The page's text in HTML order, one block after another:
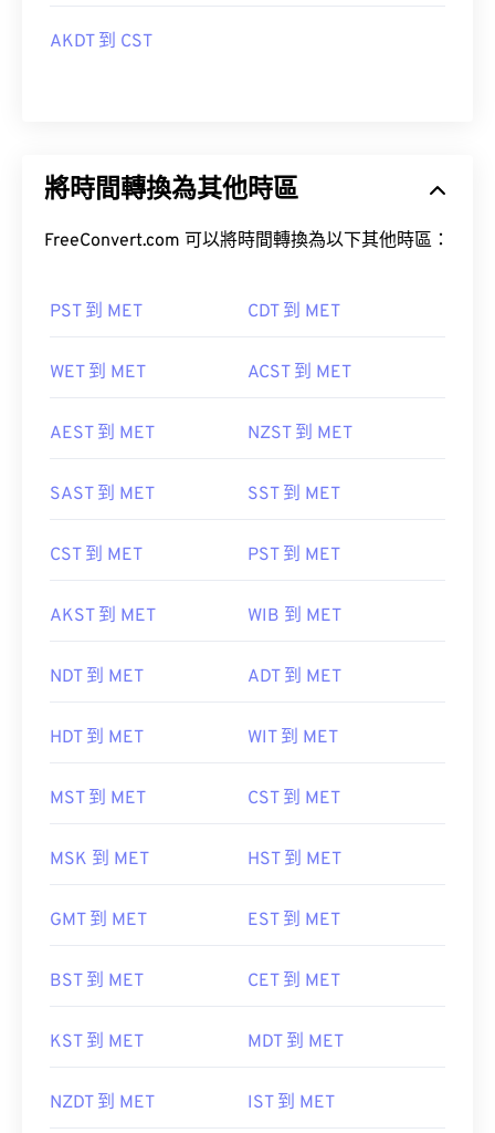
AKDT 到 CST
將時間轉換為其他時區
FreeConvert.com 可以將時間轉換為以下其他時區：
PST 到 MET CDT 到 MET
WET 到 MET ACST 到 MET
AEST 到 MET NZST 到 MET
SAST 到 MET SST 到 MET
CST 到 MET PST 到 MET
AKST 到 MET WIB 到 MET
NDT 到 MET ADT 到 MET
HDT 到 MET WIT 到 MET
MST 到 MET CST 到 MET
MSK 到 MET HST 到 MET
GMT 到 MET EST 到 MET
BST 到 MET CET 到 MET
KST 到 MET MDT 到 MET
NZDT 到 MET IST 到 MET